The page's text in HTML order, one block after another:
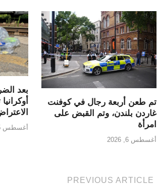
تم طعن أربعة رجال في كوفنت
غاردن بلندن، وتم القبض على
امرأة
أغسطس 6, 2026
بعد
أغسطس 5, 2026
PREVIOUS ARTICLE